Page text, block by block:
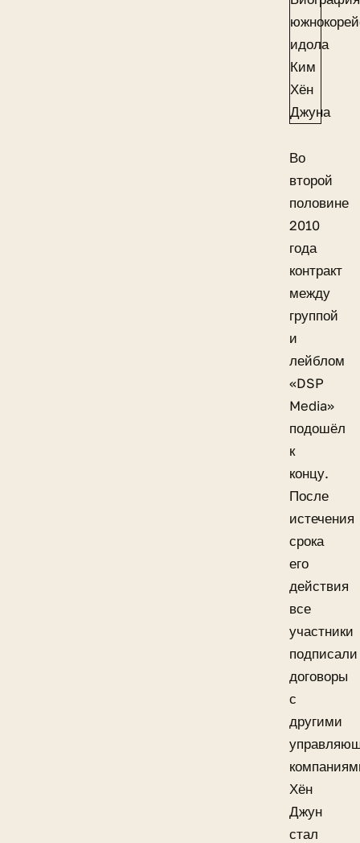
Во
второй
половине
2010
года
контракт
между
группой
и
лейблом
«DSP
Media»
подошёл
к
концу.
После
истечения
срока
его
действия
все
участники
подписали
договоры
с
другими
Хён
Джун
стал